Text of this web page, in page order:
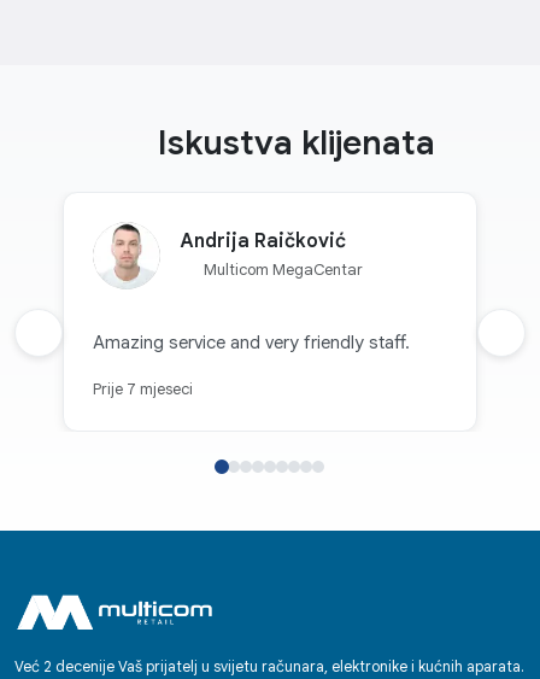
Iskustva klijenata
Andrija Raičković
Multicom MegaCentar
Amazing service and very friendly staff.
Prije 7 mjeseci
Prethodna recenzija
Već 2 decenije Vaš prijatelj u svijetu računara, elektronike i kućnih aparata.